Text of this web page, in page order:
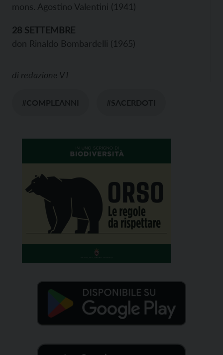
mons. Agostino Valentini (1941)
28 SETTEMBRE
don Rinaldo Bombardelli (1965)
di redazione VT
#COMPLEANNI #SACERDOTI